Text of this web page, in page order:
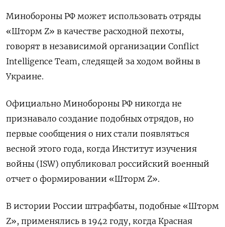
Минобороны РФ может использовать отряды
«Шторм Z» в качестве расходной пехоты,
говорят в независимой организации Conflict
Intelligence Team, следящей за ходом войны в
Украине.
Официально Минобороны РФ никогда не
признавало создание подобных отрядов, но
первые сообщения о них стали появляться
весной этого года, когда Институт изучения
войны (ISW) опубликовал российский военный
отчет о формировании «Шторм Z».
В истории России штрафбаты, подобные «Шторм
Z», применялись в 1942 году, когда Красная